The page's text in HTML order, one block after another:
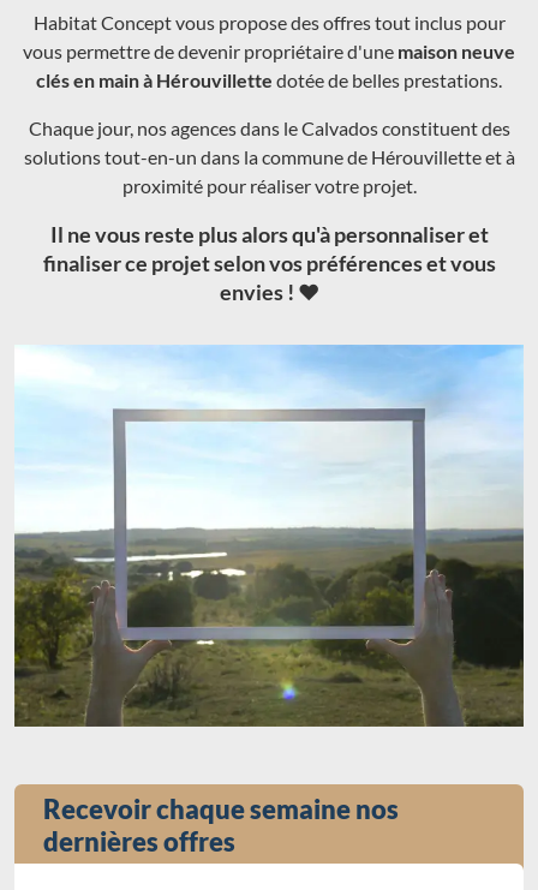
Habitat Concept vous propose des offres tout inclus pour
vous permettre de devenir propriétaire d'une maison neuve
clés en main à Hérouvillette dotée de belles prestations.
Chaque jour, nos agences dans le Calvados constituent des
solutions tout-en-un dans la commune de Hérouvillette et à
proximité pour réaliser votre projet.
Il ne vous reste plus alors qu'à personnaliser et
finaliser ce projet selon vos préférences et vous
envies ! ❤️
Recevoir chaque semaine nos
dernières offres